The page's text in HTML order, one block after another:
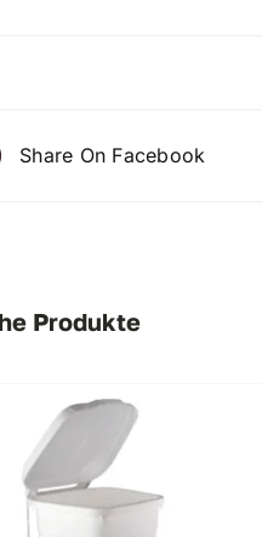
Share On Facebook
Produkte